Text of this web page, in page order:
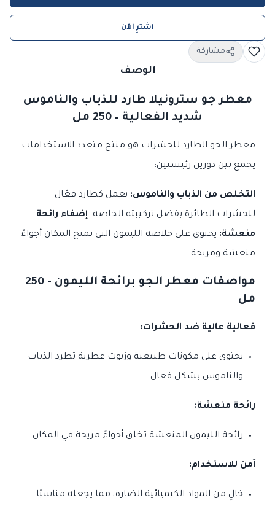
اشترِ الآن
مشاركة
الوصف
معطر جو سترونيلا طارد للذباب والناموس
شديد الفعالية – 250 مل
معطر الجو الطارد للحشرات هو منتج متعدد الاستخدامات
يجمع بين دورين رئيسيين:
التخلص من الذباب والناموس: يعمل كطارد فعّال
للحشرات الطائرة بفضل تركيبته الخاصة. إضفاء رائحة
منعشة: يحتوي على خلاصة الليمون التي تمنح المكان أجواءً
منعشة ومريحة.
مواصفات معطر الجو برائحة الليمون - 250
مل
فعالية عالية ضد الحشرات:
يحتوي على مكونات طبيعية وزيوت عطرية تطرد الذباب
والناموس بشكل فعال.
رائحة منعشة:
رائحة الليمون المنعشة تخلق أجواءً مريحة في المكان.
آمن للاستخدام:
خالٍ من المواد الكيميائية الضارة، مما يجعله مناسبًا